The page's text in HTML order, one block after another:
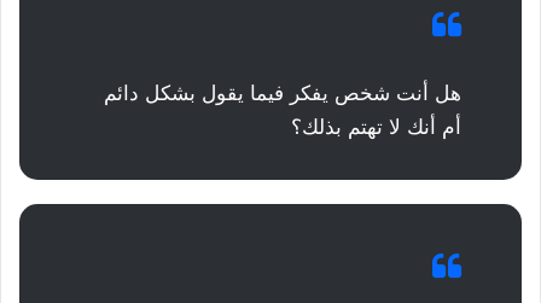
هل أنت شخص يفكر فيما يقول بشكل دائم
أم أنك لا تهتم بذلك؟